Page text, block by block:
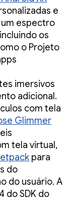
e
espectro
os
o Projeto
imersivos
adicional.
com tela
Glimmer
tela virtual,
para
do
do usuário. A
do SDK do